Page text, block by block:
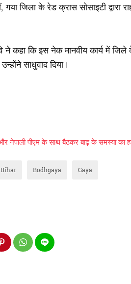
गया जिला के रेड क्रास सोसाइटी
ने कहा कि इस नेक मानवीय कार्य में
साधुवाद दिया।
और नेपाली पीएम के साथ बैठकर बाढ़ के समस्या का
Bihar Bodhgaya Gaya